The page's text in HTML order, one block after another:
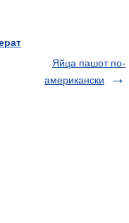
Яйца пашот по-
американски